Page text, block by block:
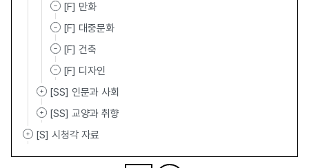
[F] 만화
[F] 대중문화
[F] 건축
[F] 디자인
[SS] 인문과 사회
[SS] 교양과 취향
[S] 시청각 자료